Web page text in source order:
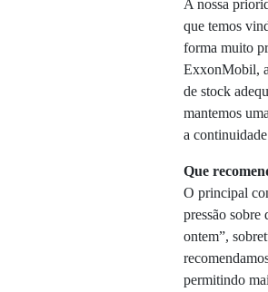
A nossa
que temos
forma muito
ExxonMobil,
de stock
mantemos
a
Que
O principal
pressão sobre
ontem”,
permitindo